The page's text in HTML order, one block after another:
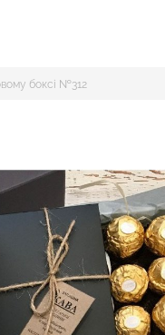
боксі №312